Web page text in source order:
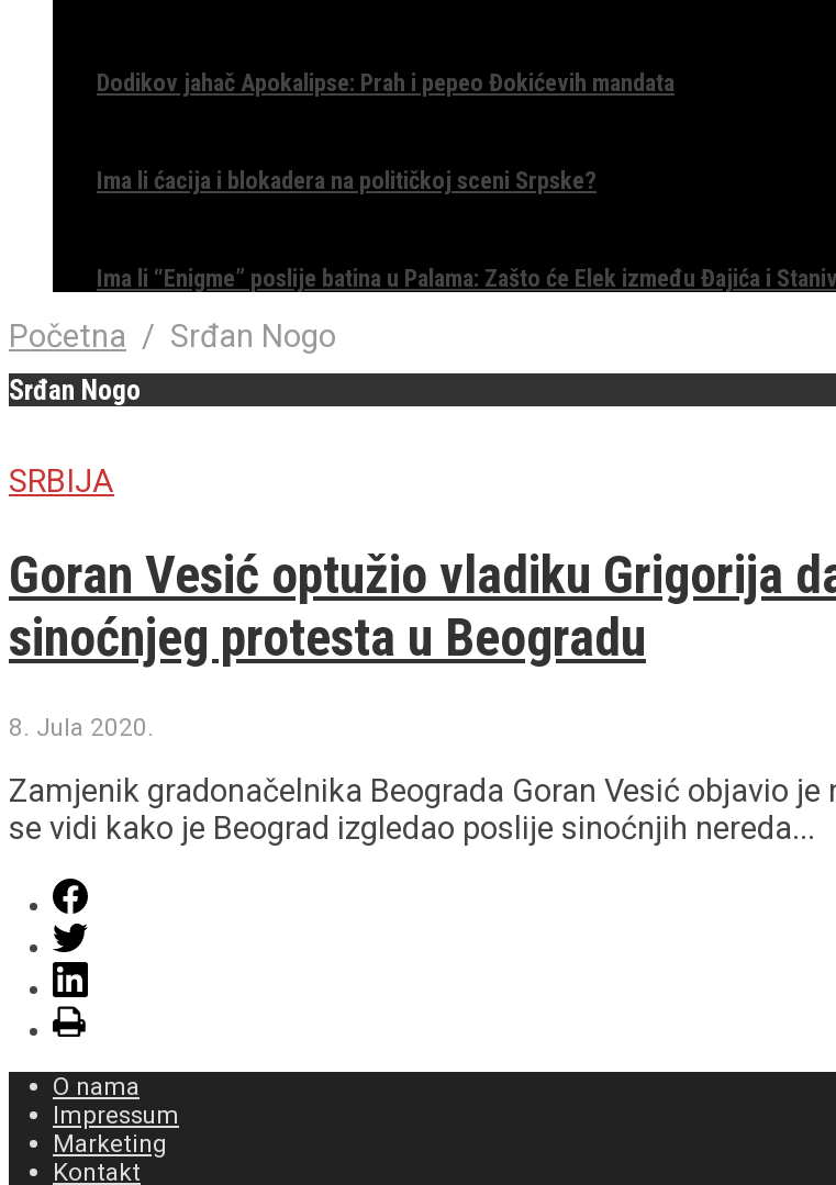
Dodikov jahač Apokalipse: Prah i pepeo Đokićevih mandata
Ima li ćacija i blokadera na političkoj sceni Srpske?
Ima li “Enigme” poslije batina u Palama: Zašto će Elek između Đajića i
Početna / Srđan Nogo
Srđan Nogo
SRBIJA
Goran Vesić optužio vladiku Grigorija
sinoćnjeg protesta u Beogradu
8. Jula 2020.
Zamjenik gradonačelnika Beograda Goran Vesić objavio
se vidi kako je Beograd izgledao poslije sinoćnjih nereda...
O nama
Impressum
Marketing
Kontakt